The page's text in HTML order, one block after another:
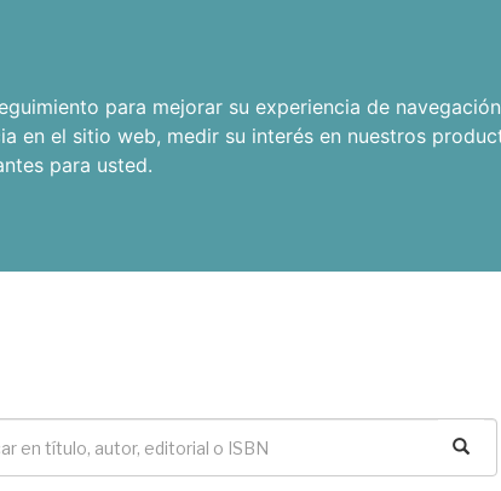
para mejorar su experiencia de
en el sitio web, medir su interés en nuestros
para usted.